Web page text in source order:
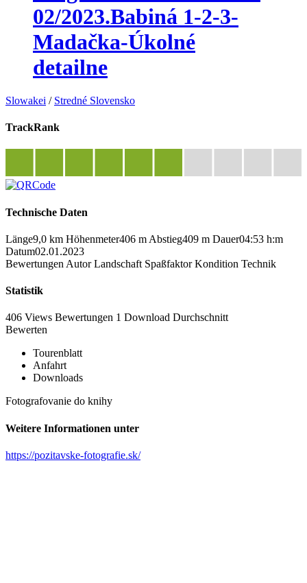
02/2023.Babiná 1-2-3-
Madačka-Úkolné
detailne
Slowakei / Stredné Slovensko
TrackRank
Technische Daten
Länge9,0 km Höhenmeter406 m Abstieg409 m Dauer04:53 h:m
Datum02.01.2023
Bewertungen Autor Landschaft Spaßfaktor Kondition Technik
Statistik
406 Views Bewertungen 1 Download Durchschnitt
Bewerten
Tourenblatt
Anfahrt
Downloads
Fotografovanie do knihy
Weitere Informationen unter
https://pozitavske-fotografie.sk/